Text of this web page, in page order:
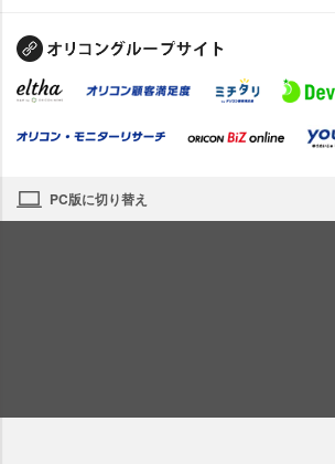
PC版に切り替え